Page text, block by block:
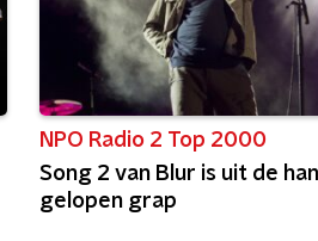
NPO Radio 2 Top 2000
Song 2 van Blur is uit de
gelopen grap